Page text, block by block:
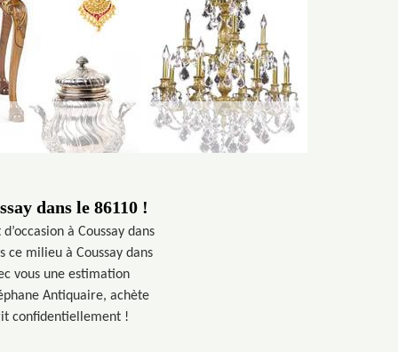
dans le 86110 !
à Coussay dans
ce milieu à Coussay dans
vous une estimation
Antiquaire, achète
confidentiellement !